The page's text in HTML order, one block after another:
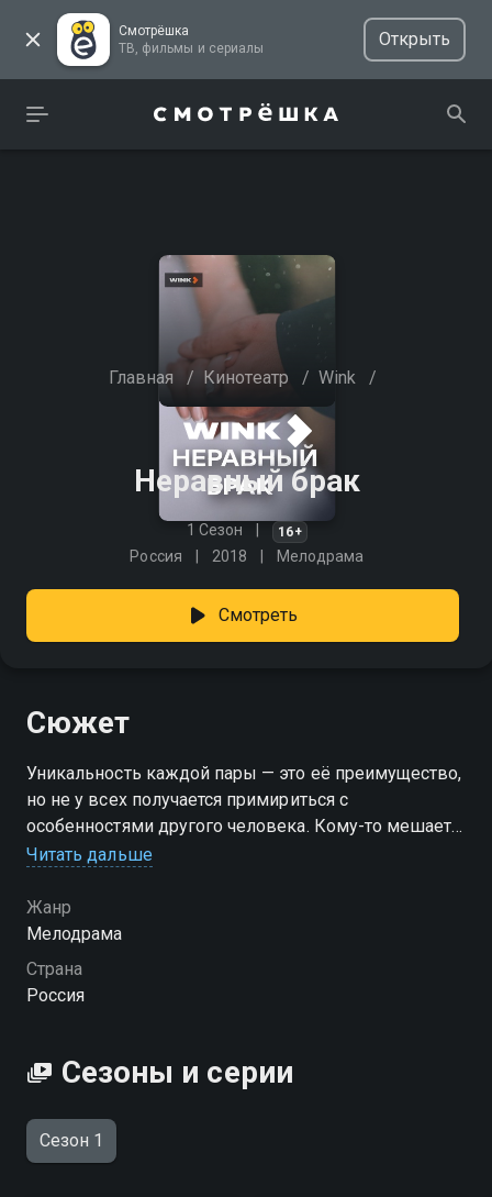
Смотрёшка
ТВ, фильмы и сериалы
Открыть
Главная / Кинотеатр / Wink /
Неравный брак
1 Сезон 16+
Россия 2018 Мелодрама
Смотреть
Сюжет
Уникальность каждой пары — это её преимущество,
но не у всех получается примириться с
особенностями другого человека. Кому-то мешает
разница в возрасте, кто-то не может закрыть глаза
то беспокоит разница в интересах. Специалист по
вопросам неравного брака Елена Великанова
помогает рассорившимся парам находить общий
язык.
Читать дальше
Жанр
Мелодрама
Страна
Россия
Сезоны и серии
Сезон 1